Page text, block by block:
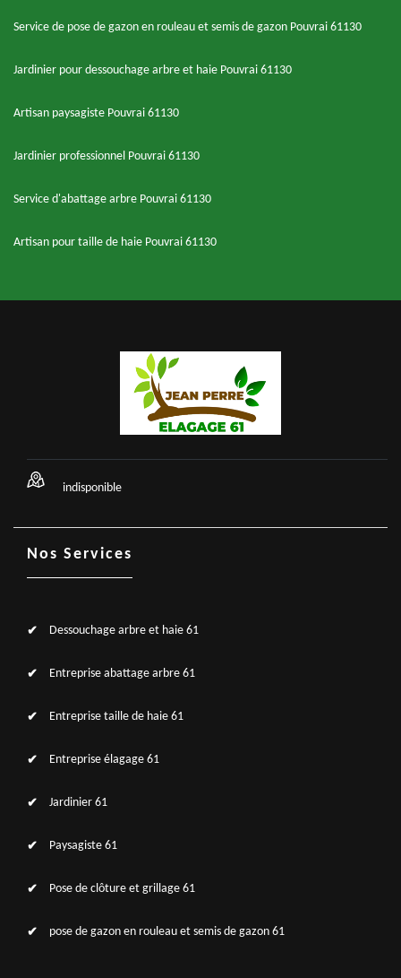
Service de pose de gazon en rouleau et semis de gazon Pouvrai 61130
Jardinier pour dessouchage arbre et haie Pouvrai 61130
Artisan paysagiste Pouvrai 61130
Jardinier professionnel Pouvrai 61130
Service d'abattage arbre Pouvrai 61130
Artisan pour taille de haie Pouvrai 61130
indisponible
Nos Services
Dessouchage arbre et haie 61
Entreprise abattage arbre 61
Entreprise taille de haie 61
Entreprise élagage 61
Jardinier 61
Paysagiste 61
Pose de clôture et grillage 61
pose de gazon en rouleau et semis de gazon 61